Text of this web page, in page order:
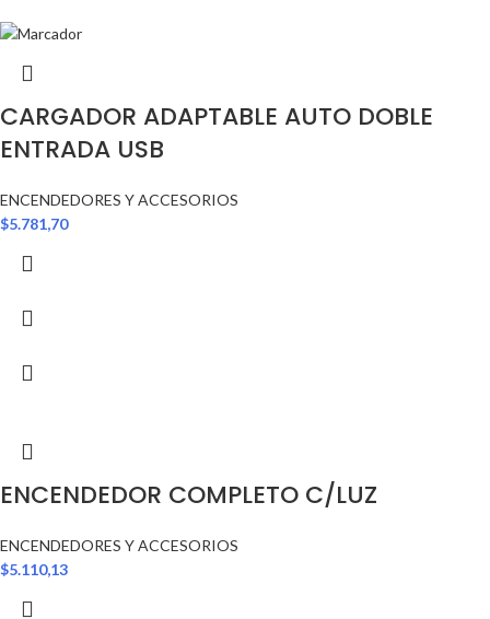
CARGADOR ADAPTABLE AUTO DOBLE
ENTRADA USB
ENCENDEDORES Y ACCESORIOS
$5.781,70
ENCENDEDOR COMPLETO C/LUZ
ENCENDEDORES Y ACCESORIOS
$5.110,13